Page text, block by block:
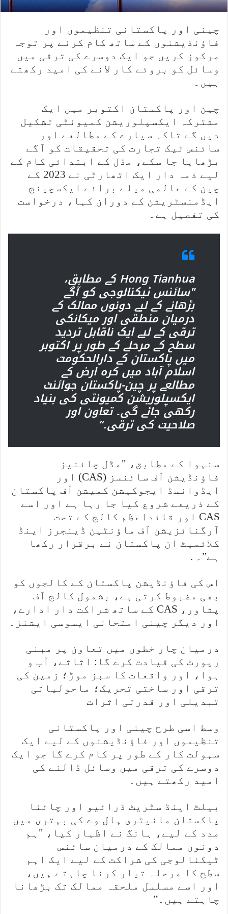
e
چینی اور پاکستانی تنظیموں اور
فاؤنڈیشنوں کے ساتھ کام کرنے پر توجہ
مرکوز کریں جو ایک دوسرے کی ترقی میں
وسائل کو بروئے کار لانے کی امید رکھتے
ہیں۔
چین اور پاکستان اکتوبر میں ایک
مشترکہ ایکسپلوریشن کمیونٹی تشکیل
دیں گے تاکہ سیارے کے مطالعے اور
سائنس ٹیک تجارت کی تحقیقات کو آگے
بڑھایا جا سکے، مڈل کے ابتدائی کام کے
لیے ذمہ دار ایک اتھارٹی نے 2023 کے
چین کے عالمی میلے برائے ایکسچینج
ایڈمنسٹریشن کے دوران کہا، درخواست
کی تفصیل ہے۔
Hong Tianhua کے مطابق،
"سائنس ٹیکنالوجی کو آگے
بڑھانے کے لیے دونوں ممالک کے
درمیان منطقی اور میکانکی
ترقی کے لیے ایک ناقابل تردید
سطح کے مرحلے کے طور پر اکتوبر
میں پاکستان کے دارالحکومت
اسلام آباد میں کرہ ارض کے
مطالعے پر چین-پاکستان جوائنٹ
ایکسپلوریشن کمیونٹی کی بنیاد
رکھی جائے گی۔ تعاون اور
صلاحیت کی ترقی۔”
سنہوا کے مطابق، "مڈل چائنیز
فاؤنڈیشن آف سائنسز (CAS) اور
ایڈوانسڈ ایجوکیشن کمیشن آف پاکستان
کے ذریعے شروع کیا جا رہا ہے اور اسے
CAS اور قائداعظم کالج کے تحت
آرگنائزیشن آف ماؤنٹین ڈینجرز اینڈ
کلائمیٹ ان پاکستان نے برقرار رکھا
ہے”۔ .
اس کی فاؤنڈیشن پاکستان کے کالجوں کو
بھی مضبوط کرتی ہے، بشمول کالج آف
پشاور، CAS کے ساتھ شراکت دار ادارے،
اور دیگر چینی امتحانی ایسوسی ایشنز۔
درمیان چار خطوں میں تعاون پر مبنی
رپورٹ کی قیادت کرے گا: اثاثے، آب و
ہوا، اور واقعات کا سبز موڑ؛ زمین کی
ترقی اور ساختی تحریک؛ ماحولیاتی
تبدیلی اور قدرتی اثرات
وسط اسی طرح چینی اور پاکستانی
تنظیموں اور فاؤنڈیشنوں کے لیے ایک
سہولت کار کے طور پر کام کرے گا جو ایک
دوسرے کی ترقی میں وسائل ڈالنے کی
امید رکھتے ہیں۔
بیلٹ اینڈ سٹریٹ ڈرائیو اور چائنا
پاکستان مانیٹری ہال وے کی بہتری میں
مدد کے لیے، ہانگ نے اظہار کیا، "ہم
دونوں ممالک کے درمیان سائنس
ٹیکنالوجی کی شراکت کے لیے ایک اہم
سطح کا مرحلہ تیار کرنا چاہتے ہیں،
اور اسے مسلسل ملحقہ ممالک تک بڑھانا
چاہتے ہیں۔”